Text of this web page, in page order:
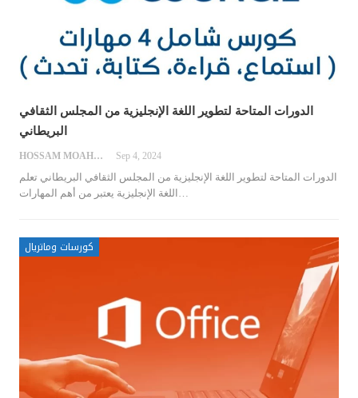
الدورات المتاحة لتطوير اللغة الإنجليزية من المجلس الثقافي
البريطاني
HOSSAM MOAHMED Sep 4, 2024
الدورات المتاحة لتطوير اللغة الإنجليزية من المجلس الثقافي البريطاني تعلم
اللغة الإنجليزية يعتبر من أهم المهارات
كورسات وماتريال